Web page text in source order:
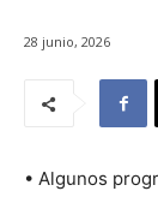
28 junio, 2026
• Algunos